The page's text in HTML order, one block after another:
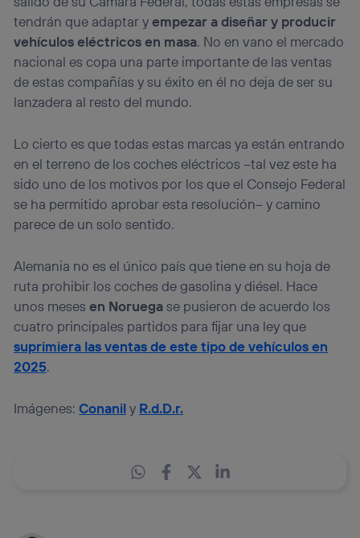
tendrán que adaptar yempezar a diseñar y producir
vehículos eléctricos en masa. No en vano el mercado
nacional es copa una parte importante de las ventas
de estas compañías y su éxito en él no deja de ser su
lanzadera al resto del mundo.
Lo cierto es que todas estas marcas ya están entrando
en el terreno de los coches eléctricos –tal vez este ha
sido uno de los motivos por los que el Consejo Federal
se ha permitido aprobar esta resolución– y camino
parece de un solo sentido.
Alemania no es el único país que tiene en su hoja de
ruta prohibir los coches de gasolina y diésel. Hace
unos mesesen Noruegase pusieron de acuerdo los
cuatro principales partidos para fijar una ley que
suprimiera las ventas de este tipo de vehículos en
2025.
Imágenes:Conanily R.d.D.r.